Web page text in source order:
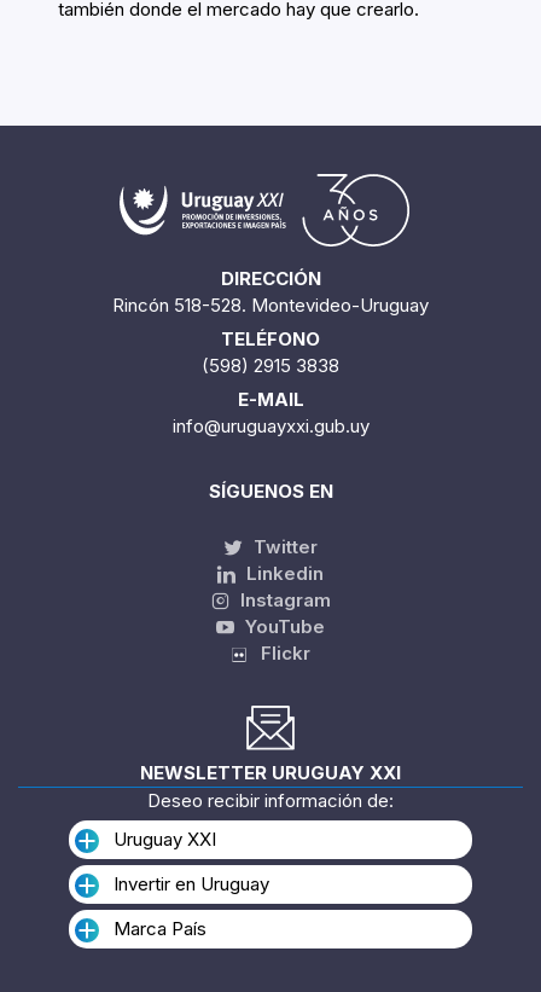
también donde el mercado hay que crearlo.
DIRECCIÓN
Rincón 518-528. Montevideo-Uruguay
TELÉFONO
(598) 2915 3838
E-MAIL
info@uruguayxxi.gub.uy
SÍGUENOS EN
Twitter
Linkedin
Instagram
YouTube
Flickr
NEWSLETTER URUGUAY XXI
Deseo recibir información de:
Uruguay XXI
Invertir en Uruguay
Marca País